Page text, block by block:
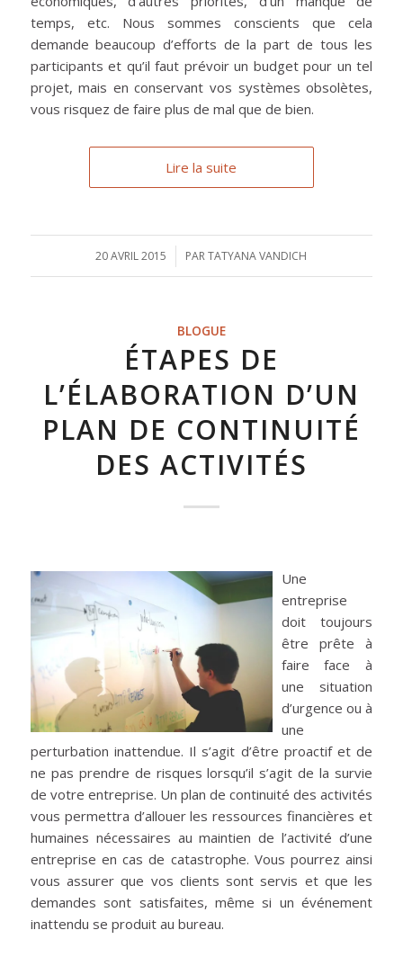
temps, etc. Nous sommes conscients que cela
demande beaucoup d’efforts de la part de tous les
participants et qu’il faut prévoir un budget pour un tel
projet, mais en conservant vos systèmes obsolètes,
vous risquez de faire plus de mal que de bien.
Lire la suite
20 AVRIL 2015
/ PARTATYANA VANDICH
BLOGUE
ÉTAPES DE
L’ÉLABORATION D’UN
PLAN DE CONTINUITÉ
DES ACTIVITÉS
Une
entreprise
doit toujours
être prête à
faire face à
une situation
d’urgence ou à
une
perturbation inattendue. Il s’agit d’être proactif et de
ne pas prendre de risques lorsqu’il s’agit de la survie
de votre entreprise. Un plan de continuité des activités
vous permettra d’allouer les ressources financières et
humaines nécessaires au maintien de l’activité d’une
entreprise en cas de catastrophe. Vous pourrez ainsi
vous assurer que vos clients sont servis et que les
demandes sont satisfaites, même si un événement
inattendu se produit au bureau.